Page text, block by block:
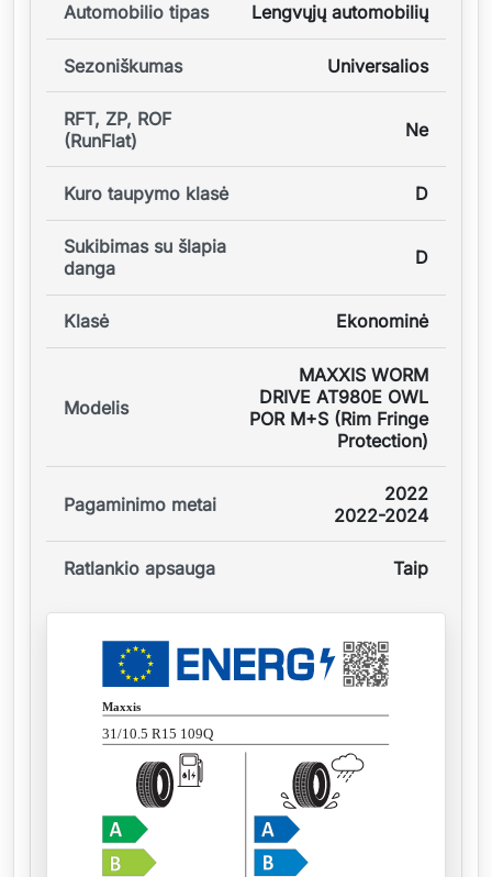
Automobilio tipas Lengvųjų automobilių
Sezoniškumas Universalios
RFT, ZP, ROF
(RunFlat)
Ne
Kuro taupymo klasė D
Sukibimas su šlapia
danga
D
Klasė Ekonominė
Modelis
MAXXIS WORM
DRIVE AT980E OWL
POR M+S (Rim Fringe
Protection)
Pagaminimo metai
2022
2022-2024
Ratlankio apsauga Taip
Maxxis
31/10.5 R15 109Q